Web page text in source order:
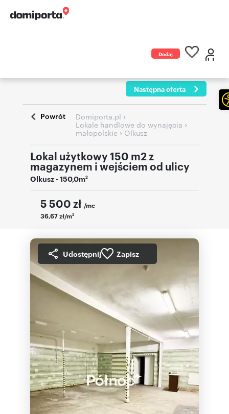
Dodaj
Następna oferta
Powrót Domiporta.pl ›
Lokale handlowe do wynajęcia ›
małopolskie › Olkusz
Lokal użytkowy 150 m2 z
magazynem i wejściem od ulicy
Olkusz- 150,0m2
5 500 zł /mc
36,67 zł/m2
Udostępnij Zapisz